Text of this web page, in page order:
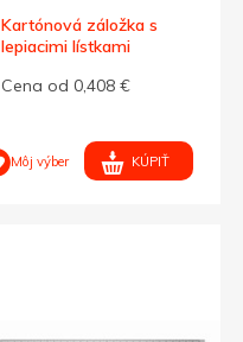
Kartónová záložka s
lepiacimi lístkami
Cena od 0,408 €
Môj výber KÚPIŤ